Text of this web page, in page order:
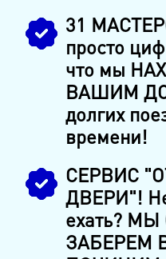
31
просто
что мы
ВАШИМ
долгих
времени!
СЕРВИС
ДВЕРИ"! Не
ехать?
ЗАБЕРЕМ